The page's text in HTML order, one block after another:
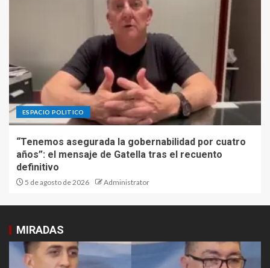
ESPACIO POLITICO
“Tenemos asegurada la gobernabilidad por cuatro
años”: el mensaje de Gatella tras el recuento
definitivo
5 de agosto de 2026 Administrator
MIRADAS